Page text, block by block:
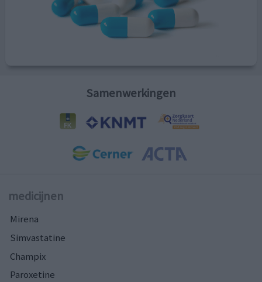
Samenwerkingen
medicijnen
Mirena
Simvastatine
Champix
Paroxetine